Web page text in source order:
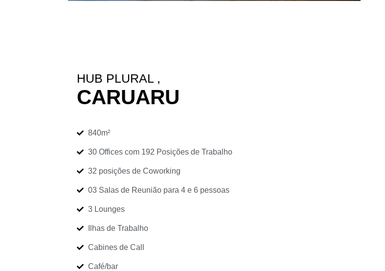
HUB PLURAL ,
CARUARU
840m²
30 Offices com 192 Posições de Trabalho
32 posições de Coworking
03 Salas de Reunião para 4 e 6 pessoas
3 Lounges
Ilhas de Trabalho
Cabines de Call
Café/bar